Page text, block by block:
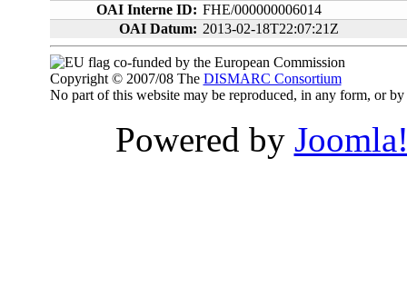
OAI Interne ID: FHE/000000006014
OAI Datum: 2013-02-18T22:07:21Z
co-funded by the European Commission
Copyright © 2007/08 The DISMARC Consortium
No part of this website may be reproduced, in any form, or
Powered by